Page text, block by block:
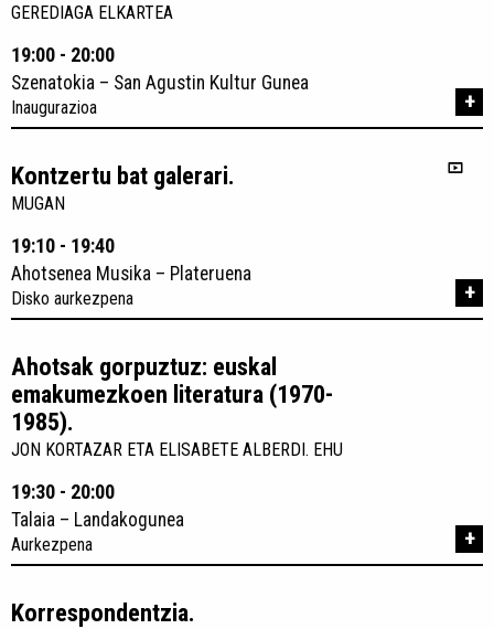
GEREDIAGA ELKARTEA
19:00 - 20:00
Szenatokia – San Agustin Kultur Gunea
Inaugurazioa +
Kontzertu bat galerari.
MUGAN
19:10 - 19:40
Ahotsenea Musika – Plateruena
Disko aurkezpena +
Ahotsak gorpuztuz: euskal
emakumezkoen literatura (1970-
1985).
JON KORTAZAR ETA ELISABETE ALBERDI. EHU
19:30 - 20:00
Talaia – Landakogunea
Aurkezpena +
Korrespondentzia.